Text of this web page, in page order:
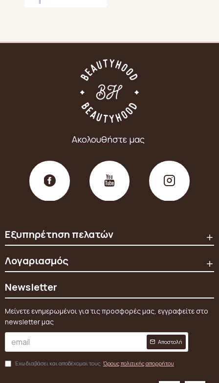
Ακολουθήστε μας
Εξυπηρέτηση πελατών
Λογαριασμός
Newsletter
Μείνετε ενημερωμένοι για τις προσφορές μας, εγγραφείτε στο
newsletter μας
Αποστολή
Έχω διαβάσει και αποδέχομαι τους Όρους πολιτικής απορρήτου